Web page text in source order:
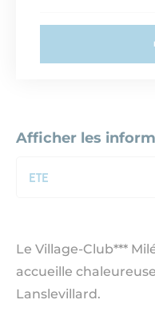
Afficher les
ETE
Le Village-Club***
accueille
Lanslevillard.